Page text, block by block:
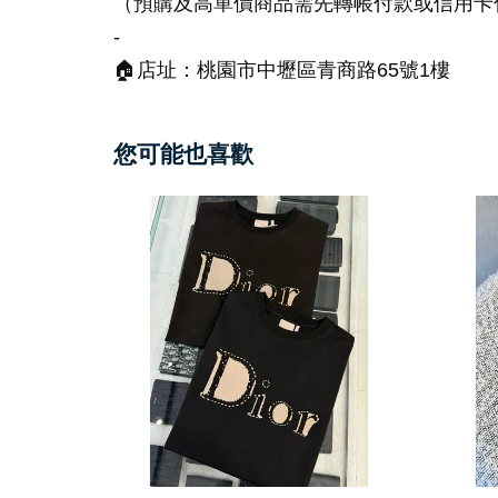
-
🏠店址：桃園市中壢區青商路65號1樓
您可能也喜歡